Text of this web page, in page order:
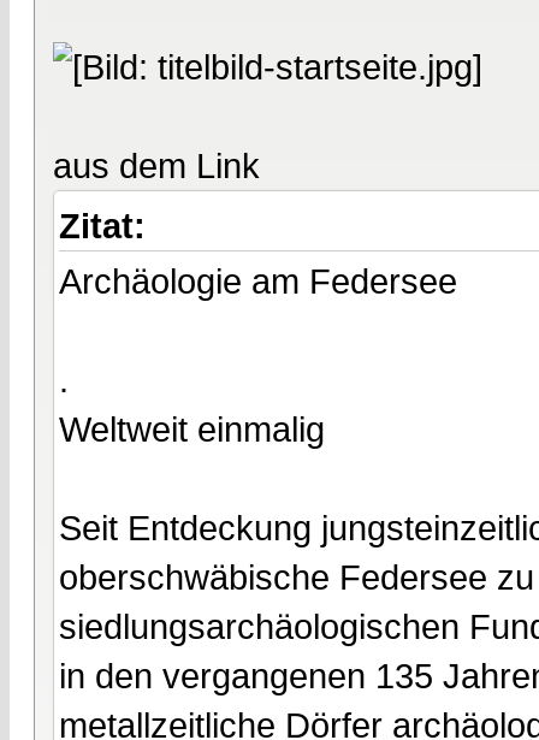
aus dem Link
Zitat:
Archäologie am Federsee
.
Weltweit einmalig
Seit Entdeckung
oberschwäbische Federsee
siedlungsarchäologischen
in den vergangenen 135
metallzeitliche Dörfer